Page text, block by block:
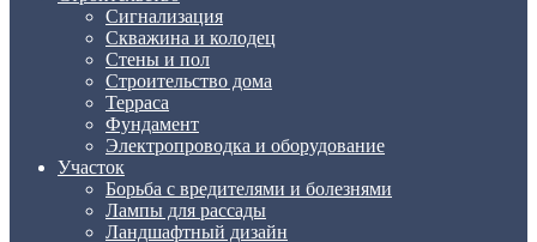
Сигнализация
Скважина и колодец
Стены и пол
Строительство дома
Терраса
Фундамент
Электропроводка и оборудование
Участок
Борьба с вредителями и болезнями
Лампы для рассады
Ландшафтный дизайн